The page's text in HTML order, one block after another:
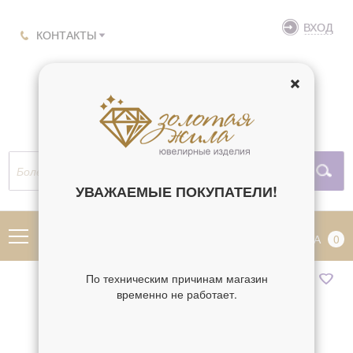
КОНТАКТЫ ВХОД
КОРЗИНА 0
УВАЖАЕМЫЕ ПОКУПАТЕЛИ!
По техническим причинам магазин
временно не работает.